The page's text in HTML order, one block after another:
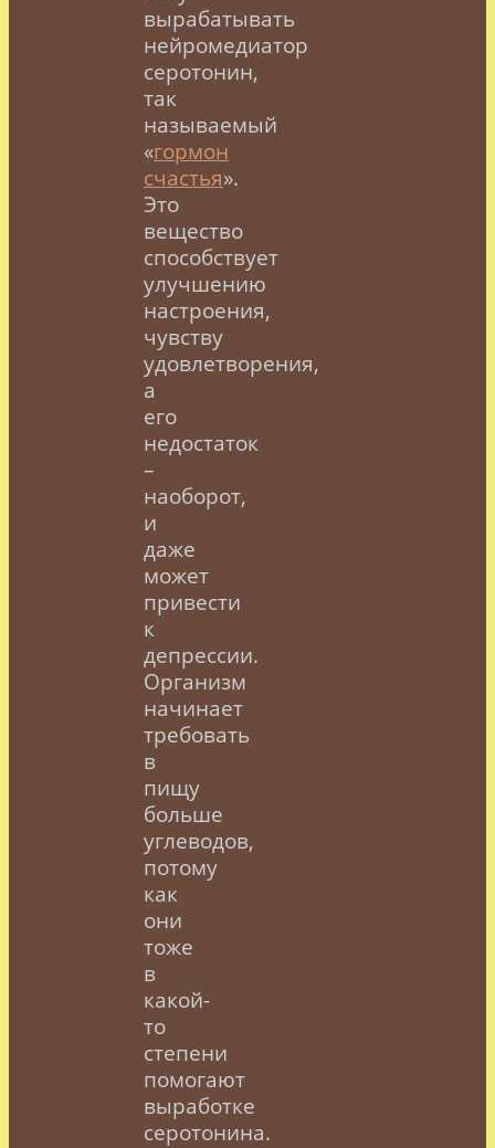
вырабатывать
нейромедиатор
серотонин,
так
называемый
«гормон
счастья».
Это
вещество
способствует
улучшению
настроения,
чувству
удовлетворения,
а
его
недостаток
–
наоборот,
и
даже
может
привести
к
депрессии.
Организм
начинает
требовать
в
пищу
больше
углеводов,
потому
как
они
тоже
в
какой-
то
степени
помогают
выработке
серотонина.